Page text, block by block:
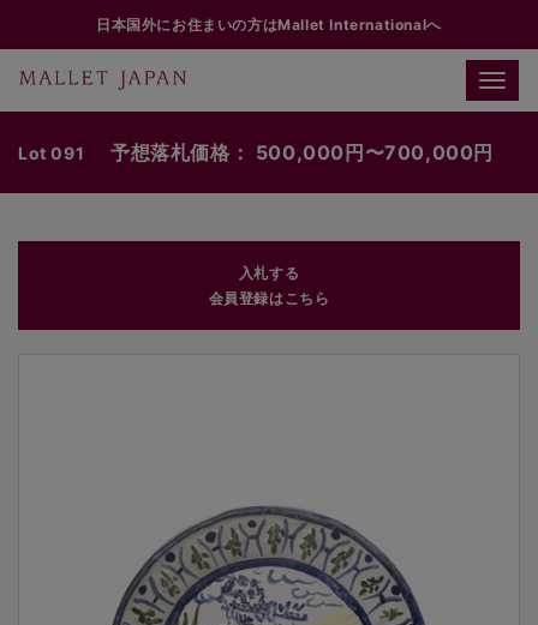
日本国外にお住まいの方はMallet Internationalへ
Toggle
Lot 091 予想落札価格： 500,000円〜700,000円
入札する
会員登録はこちら